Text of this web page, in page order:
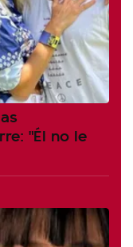
"Él no le